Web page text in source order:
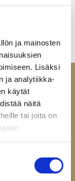
ja mainosten
Lisäksi
ja analytiikka-
käytät
näitä
tai joita on
tunnuksia, ota